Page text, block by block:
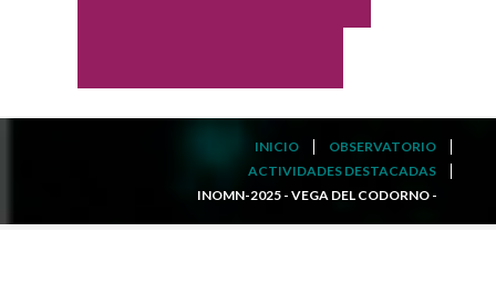
INICIO
OBSERVATORIO
ACTIVIDADES DESTACADAS
INOMN-2025 - VEGA DEL CODORNO -